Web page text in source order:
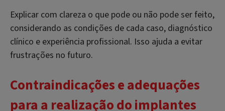
Explicar com clareza o que pode ou não pode ser feito,
considerando as condições de cada caso, diagnóstico
clínico e experiência profissional. Isso ajuda a evitar
frustrações no futuro.
Contraindicações e adequações
para a realização do implantes